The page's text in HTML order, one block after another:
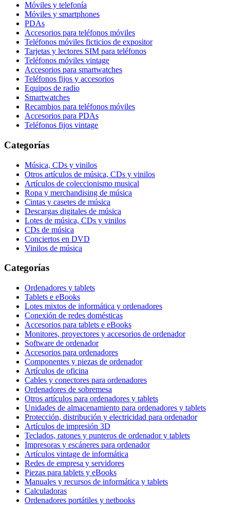
Móviles y telefonía
Móviles y smartphones
PDAs
Accesorios para teléfonos móviles
Teléfonos móviles ficticios de expositor
Tarjetas y lectores SIM para teléfonos
Teléfonos móviles vintage
Accesorios para smartwatches
Teléfonos fijos y accesorios
Equipos de radio
Smartwatches
Recambios para teléfonos móviles
Accesorios para PDAs
Teléfonos fijos vintage
Categorías
Música, CDs y vinilos
Otros artículos de música, CDs y vinilos
Artículos de coleccionismo musical
Ropa y merchandising de música
Cintas y casetes de música
Descargas digitales de música
Lotes de música, CDs y vinilos
CDs de música
Conciertos en DVD
Vinilos de música
Categorías
Ordenadores y tablets
Tablets e eBooks
Lotes mixtos de informática y ordenadores
Conexión de redes domésticas
Accesorios para tablets e eBooks
Monitores, proyectores y accesorios de ordenador
Software de ordenador
Accesorios para ordenadores
Componentes y piezas de ordenador
Artículos de oficina
Cables y conectores para ordenadores
Ordenadores de sobremesa
Otros artículos para ordenadores y tablets
Unidades de almacenamiento para ordenadores y tablets
Protección, distribución y electricidad para ordenador
Artículos de impresión 3D
Teclados, ratones y punteros de ordenador y tablets
Impresoras y escáneres para ordenador
Artículos vintage de informática
Redes de empresa y servidores
Piezas para tablets y eBooks
Manuales y recursos de informática y tablets
Calculadoras
Ordenadores portátiles y netbooks